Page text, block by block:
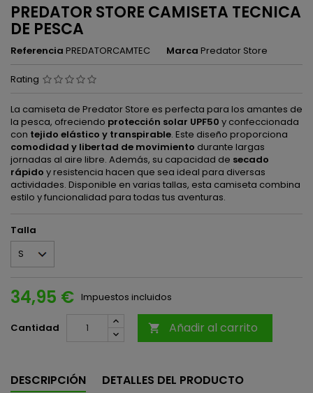
PREDATOR STORE CAMISETA TECNICA
DE PESCA
Referencia PREDATORCAMTEC Marca Predator Store
Rating
La camiseta de Predator Store es perfecta para los amantes de
la pesca, ofreciendo protección solar UPF50 y confeccionada
con tejido elástico y transpirable. Este diseño proporciona
comodidad y libertad de movimiento durante largas
jornadas al aire libre. Además, su capacidad de secado
rápido y resistencia hacen que sea ideal para diversas
actividades. Disponible en varias tallas, esta camiseta combina
estilo y funcionalidad para todas tus aventuras.
Talla
34,95 € Impuestos incluidos
Cantidad  Añadir al carrito
DESCRIPCIÓN
DETALLES DEL PRODUCTO